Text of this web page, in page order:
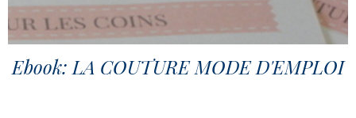
Ebook: LA COUTURE MODE D'EMPLOI